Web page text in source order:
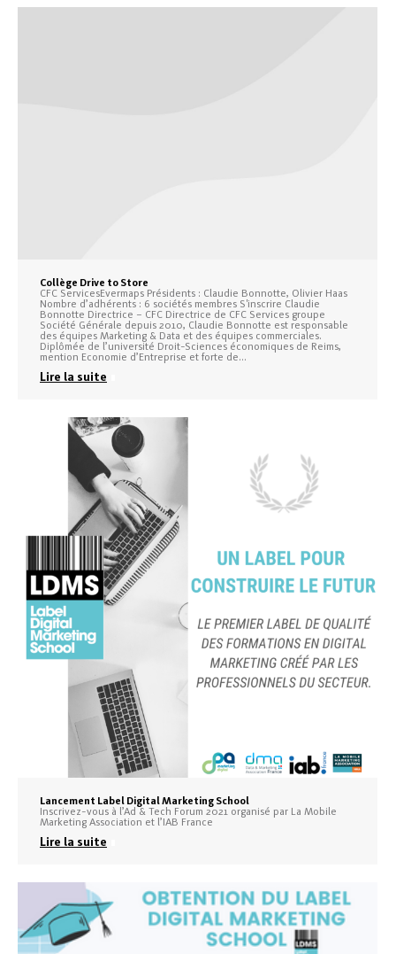
Collège Drive to Store
CFC ServicesEvermaps Présidents : Claudie Bonnotte, Olivier Haas
Nombre d’adhérents : 6 sociétés membres S'inscrire Claudie
Bonnotte Directrice – CFC Directrice de CFC Services groupe
Société Générale depuis 2010, Claudie Bonnotte est responsable
des équipes Marketing & Data et des équipes commerciales.
Diplômée de l’université Droit-Sciences économiques de Reims,
mention Economie d’Entreprise et forte de…
Lire la suite
Lancement Label Digital Marketing School
Inscrivez-vous à l’Ad & Tech Forum 2021 organisé par La Mobile
Marketing Association et l’IAB France
Lire la suite